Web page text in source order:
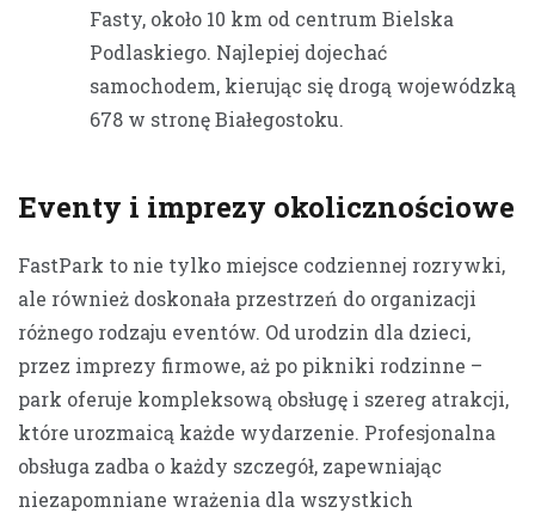
Fasty, około 10 km od centrum Bielska
Podlaskiego. Najlepiej dojechać
samochodem, kierując się drogą wojewódzką
678 w stronę Białegostoku.
Eventy i imprezy okolicznościowe
FastPark to nie tylko miejsce codziennej rozrywki,
ale również doskonała przestrzeń do organizacji
różnego rodzaju eventów. Od urodzin dla dzieci,
przez imprezy firmowe, aż po pikniki rodzinne –
park oferuje kompleksową obsługę i szereg atrakcji,
które urozmaicą każde wydarzenie. Profesjonalna
obsługa zadba o każdy szczegół, zapewniając
niezapomniane wrażenia dla wszystkich